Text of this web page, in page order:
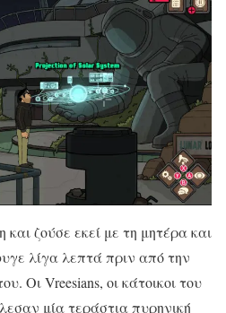
ζούσε εκεί με τη μητέρα και
λίγα λεπτά πριν από την
Οι Vreesians, οι κάτοικοι του
μία τεράστια πυρηνική